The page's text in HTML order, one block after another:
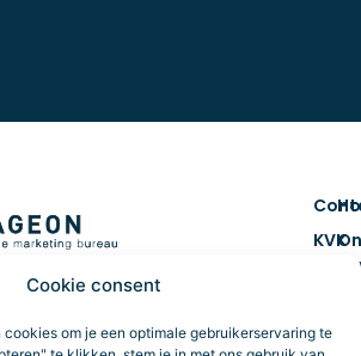
Cookie consent
om je een optimale gebruikerservaring te
KVK
BTW